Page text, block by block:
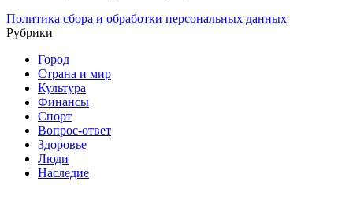
Политика сбора и обработки персональных данных
Рубрики
Город
Страна и мир
Культура
Финансы
Спорт
Вопрос-ответ
Здоровье
Люди
Наследие